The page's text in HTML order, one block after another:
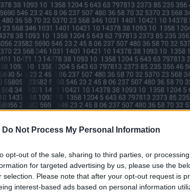
Do Not Process My Personal Information
opt-out of the sale, sharing to third parties, or
for targeted advertising by us, please use the
selection. Please note that after your opt-out request is
interest-based ads based on personal information